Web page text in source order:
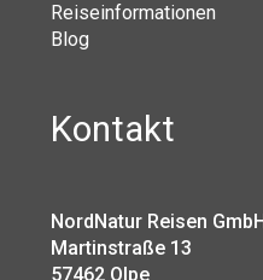
Reiseinformationen
Blog
Kontakt
NordNatur Reisen
Martinstraße 13
57462 Olpe